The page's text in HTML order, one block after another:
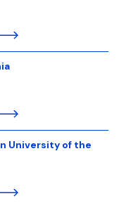
University of the